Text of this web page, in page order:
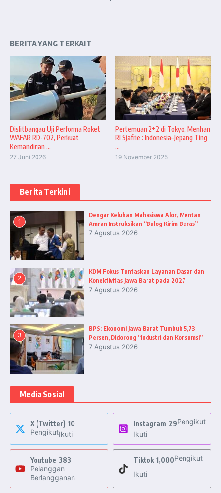
BERITA YANG TERKAIT
Dislitbangau Uji Performa Roket
WAFAR RD-702, Perkuat
Kemandirian ...
27 Juni 2026
Pertemuan 2+2 di Tokyo, Menhan
RI Sjafrie : Indonesia–Jepang Ting
...
19 November 2025
Berita Terkini
1
Dengar Keluhan Mahasiswa Alor, Mentan
Amran Instruksikan “Bulog Kirim Beras”
7 Agustus 2026
2
KDM Fokus Tuntaskan Layanan Dasar dan
Konektivitas Jawa Barat pada 2027
7 Agustus 2026
3
BPS: Ekonomi Jawa Barat Tumbuh 5,73
Persen, Didorong “Industri dan Konsumsi”
7 Agustus 2026
Media Sosial
X (Twitter) 10
PengikutIkuti
Instagram 29Pengikut
Ikuti
Youtube 383
Pelanggan
Berlangganan
Tiktok 1,000Pengikut
Ikuti